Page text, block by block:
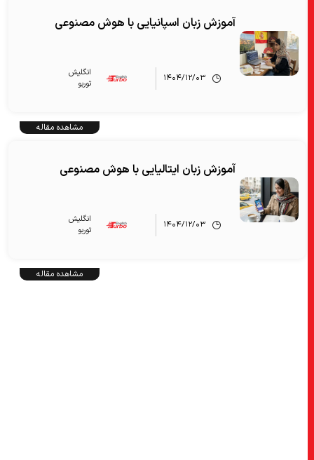
آموزش زبان اسپانیایی با هوش مصنوعی
۱۴۰۴/۱۲/۰۳
انگلیش‌
توربو
مشاهده مقاله
آموزش زبان ایتالیایی با هوش مصنوعی
۱۴۰۴/۱۲/۰۳
انگلیش‌
توربو
مشاهده مقاله